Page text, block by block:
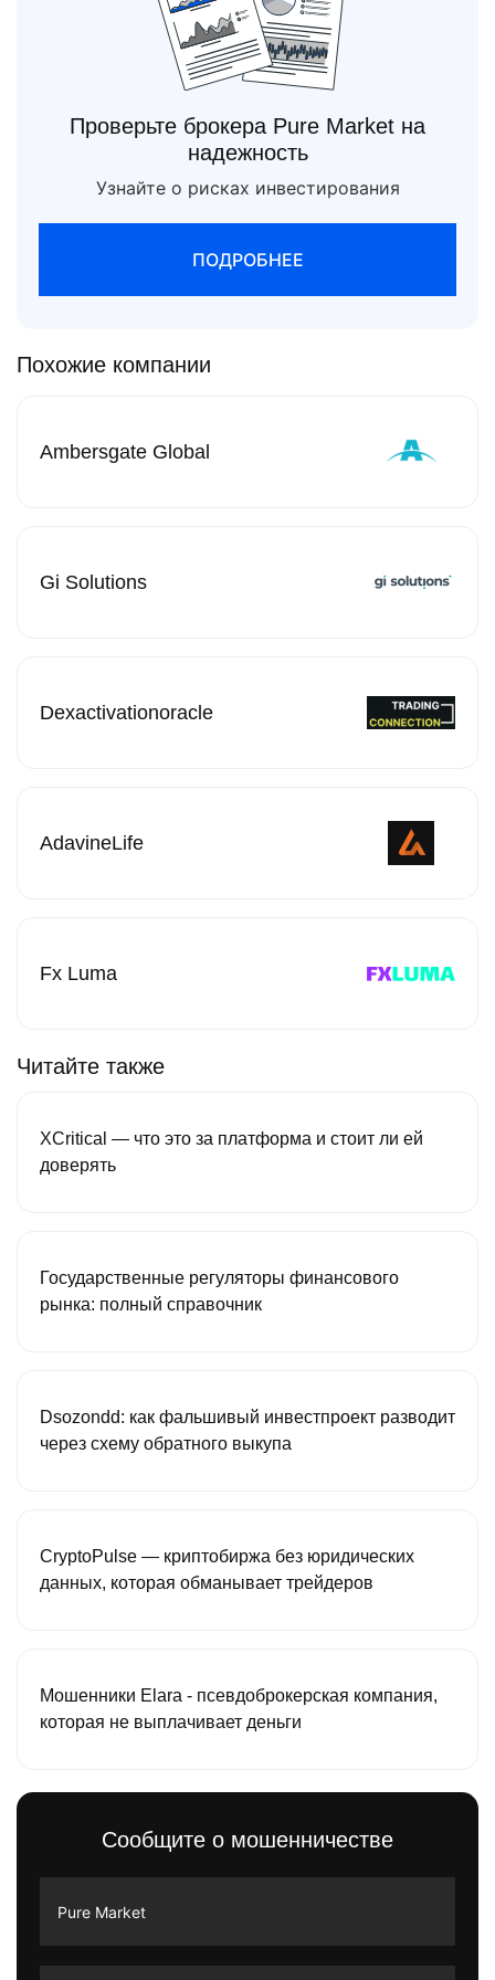
Проверьте брокера Pure Market на
надежность
Узнайте о рисках инвестирования
ПОДРОБНЕЕ
Похожие компании
Ambersgate Global
Gi Solutions
Dexactivationoracle
AdavineLife
Fx Luma
Читайте также
XCritical — что это за платформа и стоит ли ей
доверять
Государственные регуляторы финансового
рынка: полный справочник
Dsozondd: как фальшивый инвестпроект разводит
через схему обратного выкупа
CryptoPulse — криптобиржа без юридических
данных, которая обманывает трейдеров
Мошенники Elara - псевдоброкерская компания,
которая не выплачивает деньги
Сообщите о мошенничестве